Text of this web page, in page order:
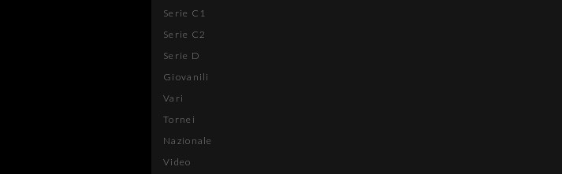
Serie C1
Serie C2
Serie D
Giovanili
Vari
Tornei
Nazionale
Video